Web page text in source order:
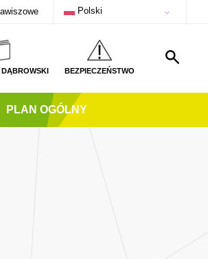
Polski
BEZPIECZEŃSTWO
PLAN OGÓLNY